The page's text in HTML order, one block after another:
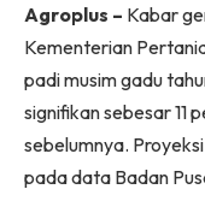
Agroplus – Kabar
Kementerian
padi musim gadu
signifikan sebesar 11
sebelumnya.
pada data Badan